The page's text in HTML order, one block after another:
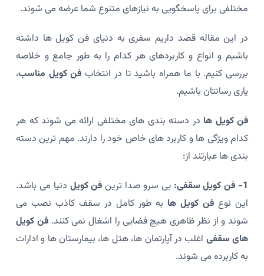
مختلفی برای پاسخگویی به نیازهای متنوع شما عرضه می شوند.
در این مقاله قصد داریم سفری به دنیای فن کویل ها داشته
باشیم و انواع و کاربردهای هر کدام را به طور جامع و خلاصه
بررسی کنیم. با ما همراه باشید تا در انتخاب فن کویل مناسب،
یاری رسانتان باشیم.
فن کویل ها در دسته بندی های مختلفی ارائه می شوند که هر
کدام ویژگی ها و کاربرد های خاص خود را دارند. مهم ترین دسته
بندی ها عبارتند از:
1- فن کویل سقفی:
بی سرو صدا ترین فن کویل دنیا می باشد.
این نوع فن کویل ها به طور کامل در سقف کاذب نصب می
شوند و از نظر ظاهری هیچ فضایی را اشغال نمی کنند.فن کویل
های سقفی اغلب در آپارتمان ها، هتل ها، بیمارستان ها و ادارات
به کاربرده می شوند.